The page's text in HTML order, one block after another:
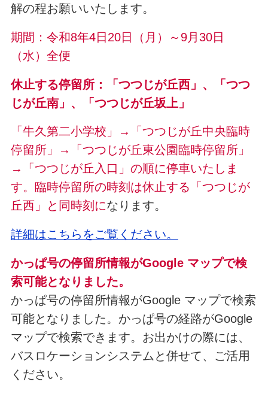
解の程お願いいたします。
期間：令和8年4日20日（月）～9月30日
（水）全便
休止する停留所：「つつじが丘西」、「つつ
じが丘南」、「つつじが丘坂上」
「牛久第二小学校」→「つつじが丘中央臨時
停留所」→「つつじが丘東公園臨時停留所」
→「つつじが丘入口」の順に停車いたしま
す。臨時停留所の時刻は休止する「つつじが
丘西」と同時刻になります。
詳細はこちらをご覧ください。
かっぱ号の停留所情報がGoogle マップで検
索可能となりました。
かっぱ号の停留所情報がGoogle マップで検索
可能となりました。かっぱ号の経路がGoogle
マップで検索できます。お出かけの際には、
バスロケーションシステムと併せて、ご活用
ください。